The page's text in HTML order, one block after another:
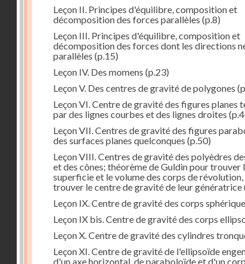
Leçon II. Principes d'équilibre, composition et
décomposition des forces parallèles (p.8)
Leçon III. Principes d'équilibre, composition et
décomposition des forces dont les directions
parallèles (p.15)
Leçon IV. Des momens (p.23)
Leçon V. Des centres de gravité de polygones
Leçon VI. Centre de gravité des figures planes
par des lignes courbes et des lignes droites
Leçon VII. Centres de gravité des figures
des surfaces planes quelconques (p.50)
Leçon VIII. Centres de gravité des polyèdres
et des cônes; théorème de Guldin pour trouver
superficie et le volume des corps de révolution,
trouver le centre de gravité de leur génératrice
Leçon IX. Centre de gravité des corps
Leçon IX bis. Centre de gravité des corps
Leçon X. Centre de gravité des cylindres
Leçon XI. Centre de gravité de l'ellipsoïde
d'un axe horizontal, de paraboloïde et d'un